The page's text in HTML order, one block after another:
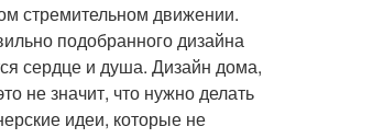
стремительном движении.
подобранного дизайна
сердце и душа. Дизайн дома,
не значит, что нужно делать
идеи, которые не